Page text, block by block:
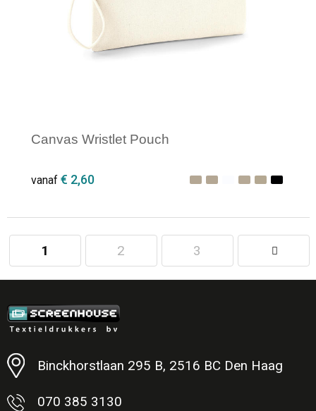
Canvas Wristlet Pouch
vanaf € 2,60
Minimale afname: 1
1 2 3
Binckhorstlaan 295 B, 2516 BC Den Haag
070 385 3130